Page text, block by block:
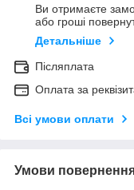
Ви отримаєте
або гроші
Детальніше
Післяплата
Оплата за
Всі умови оплати
Умови